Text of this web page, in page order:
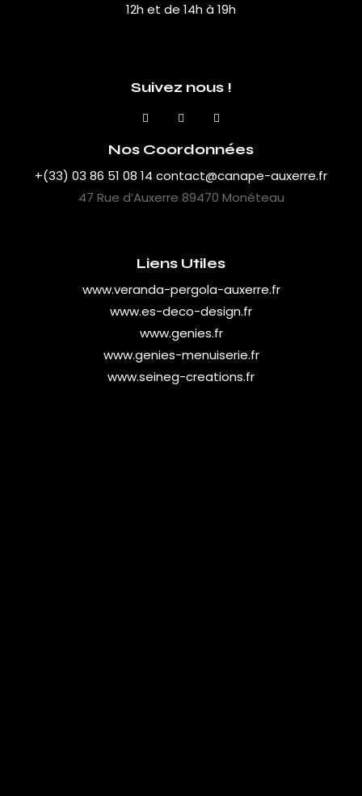
12h et de 14h à 19h
Suivez nous !
Nos Coordonnées
+(33) 03 86 51 08 14 contact@canape-auxerre.fr
47 Rue d’Auxerre 89470 Monéteau
Liens Utiles
www.veranda-pergola-auxerre.fr
www.es-deco-design.fr
www.genies.fr
www.genies-menuiserie.fr
www.seineg-creations.fr